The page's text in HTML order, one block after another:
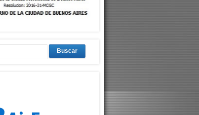
Buscar